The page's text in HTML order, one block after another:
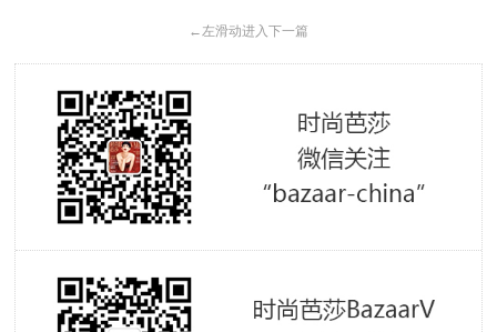
← 左滑动进入下一篇